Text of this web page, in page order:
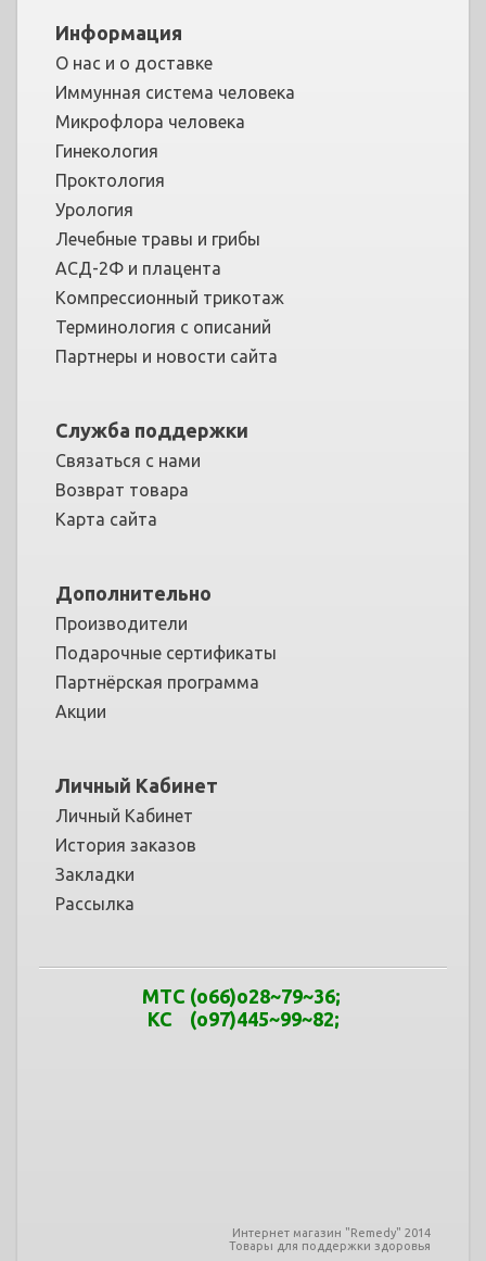
Информация
О нас и о доставке
Иммунная система человека
Микрофлора человека
Гинекология
Проктология
Урология
Лечебные травы и грибы
АСД-2Ф и плацента
Компрессионный трикотаж
Терминология с описаний
Партнеры и новости сайта
Служба поддержки
Связаться с нами
Возврат товара
Карта сайта
Дополнительно
Производители
Подарочные сертификаты
Партнёрская программа
Акции
Личный Кабинет
Личный Кабинет
История заказов
Закладки
Рассылка
МТС (o66)o28~79~36;
КС (o97)445~99~82;
Интернет магазин "Remedy" 2014
Товары для поддержки здоровья